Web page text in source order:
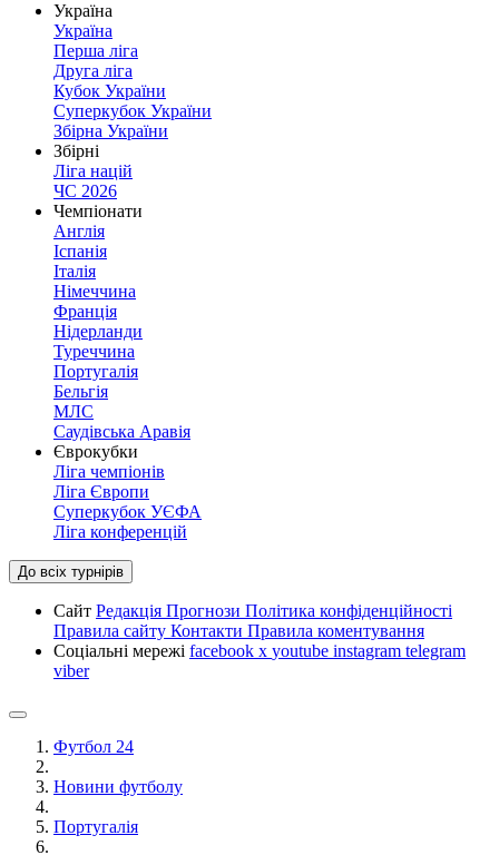
Україна
Україна
Перша ліга
Друга ліга
Кубок України
Суперкубок України
Збірна України
Збірні
Ліга націй
ЧС 2026
Чемпіонати
Англія
Іспанія
Італія
Німеччина
Франція
Нідерланди
Туреччина
Португалія
Бельгія
МЛС
Саудівська Аравія
Єврокубки
Ліга чемпіонів
Ліга Європи
Суперкубок УЄФА
Ліга конференцій
До всіх турнірів
Сайт Редакція Прогнози Політика конфіденційності
Правила сайту Контакти Правила коментування
Соціальні мережі facebook x youtube instagram telegram
viber
Футбол 24
Новини футболу
Португалія